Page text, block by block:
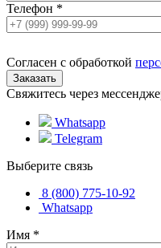
Телефон *
Согласен с обработкой
Свяжитесь через
Whatsapp
Telegram
Выберите связь
8 (800) 775-10-92
Whatsapp
Имя *